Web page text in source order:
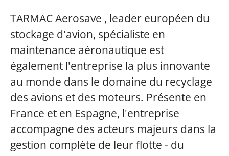
TARMAC Aerosave , leader européen du
stockage d'avion, spécialiste en
maintenance aéronautique est
également l'entreprise la plus innovante
au monde dans le domaine du recyclage
des avions et des moteurs. Présente en
France et en Espagne, l'entreprise
accompagne des acteurs majeurs dans la
gestion complète de leur flotte - du